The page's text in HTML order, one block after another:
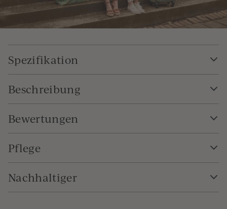
Spezifikation
Beschreibung
Bewertungen
Pflege
Nachhaltiger